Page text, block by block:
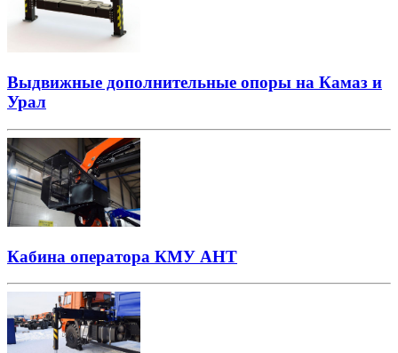
Выдвижные дополнительные опоры на Камаз и
Урал
Кабина оператора КМУ АНТ